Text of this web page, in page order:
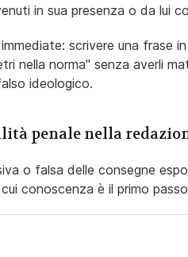
in sua presenza o da lui
scrivere una frase
nella norma" senza averli
ideologico.
penale nella
o falsa delle consegne
conoscenza è il primo